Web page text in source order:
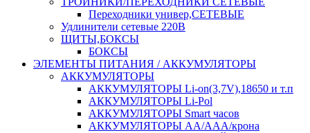
Переходники универ,СЕТЕВЫЕ
Удлинители сетевые 220В
ЩИТЫ,БОКСЫ
БОКСЫ
ЭЛЕМЕНТЫ ПИТАНИЯ / АККУМУЛЯТОРЫ
АККУМУЛЯТОРЫ
АККУМУЛЯТОРЫ Li-on(3,7V),18650 и т.п
АККУМУЛЯТОРЫ Li-Pol
АККУМУЛЯТОРЫ Smart часов
АККУМУЛЯТОРЫ АА/ААА/крона